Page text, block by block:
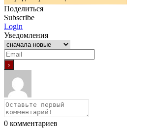
Поделиться
Subscribe
Login
Уведомления
0 комментариев